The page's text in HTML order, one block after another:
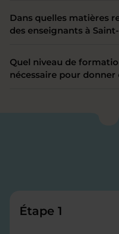
Dans quelles matières
des
Quel niveau de
nécessaire pour donner
Étape 1